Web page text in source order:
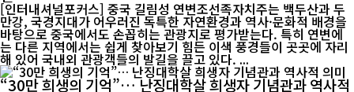
[인터내셔널포커스] 중국 길림성 연변조선족자치주는 백두산과 두
만강, 국경지대가 어우러진 독특한 자연환경과 역사·문화적 배경을
바탕으로 중국에서도 손꼽히는 관광지로 평가받는다. 특히 연변에
는 다른 지역에서는 쉽게 찾아보기 힘든 이색 풍경들이 곳곳에 자리
해 있어 국내외 관광객들의 발길을 끌고 있다. ...
“30만 희생의 기억”… 난징대학살 희생자 기념관과 역사적